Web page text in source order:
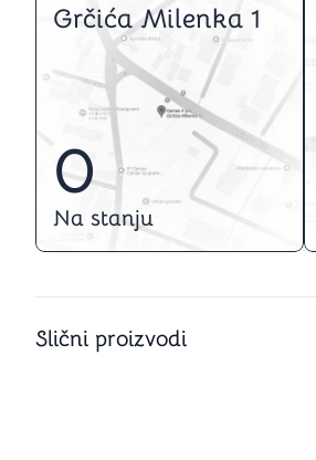
Grčića Milenka 1
0
Na stanju
Slični proizvodi